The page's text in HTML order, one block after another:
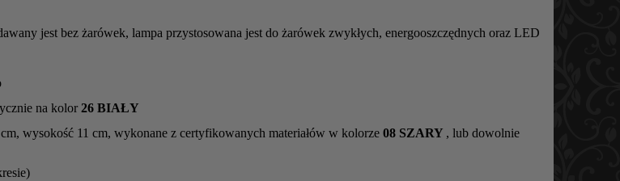
jest bez żarówek, lampa przystosowana jest do żarówek zwykłych, energooszczędnych oraz LED
na kolor 26 BIAŁY
wysokość 11 cm, wykonane z certyfikowanych materiałów w kolorze 08 SZARY , lub dowolnie